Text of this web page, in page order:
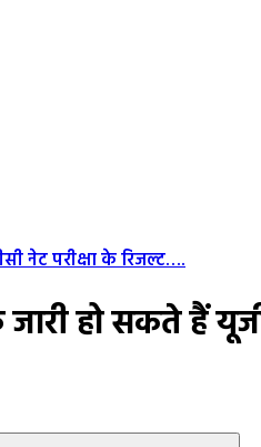
नेट परीक्षा के रिजल्ट….
हो सकते हैं